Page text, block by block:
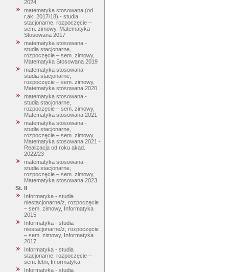
2024
matematyka stosowana (od
r.ak. 2017/18) - studia
stacjonarne, rozpoczęcie –
sem. zimowy, Matematyka
Stosowana 2017
matematyka stosowana -
studia stacjonarne,
rozpoczęcie – sem. zimowy,
Matematyka Stosowana 2019
matematyka stosowana -
studia stacjonarne,
rozpoczęcie – sem. zimowy,
Matematyka stosowana 2020
matematyka stosowana -
studia stacjonarne,
rozpoczęcie – sem. zimowy,
Matematyka stosowana 2021
matematyka stosowana -
studia stacjonarne,
rozpoczęcie – sem. zimowy,
Matematyka stosowana 2021 -
Realizacja od roku akad.
2022/23
matematyka stosowana -
studia stacjonarne,
rozpoczęcie – sem. zimowy,
Matematyka stosowana 2023
St. II
Informatyka - studia
niestacjonarne/z, rozpoczęcie
– sem. zimowy, Informatyka
2015
Informatyka - studia
niestacjonarne/z, rozpoczęcie
– sem. zimowy, Informatyka
2017
Informatyka - studia
stacjonarne, rozpoczęcie –
sem. letni, Informatyka
Informatyka - studia